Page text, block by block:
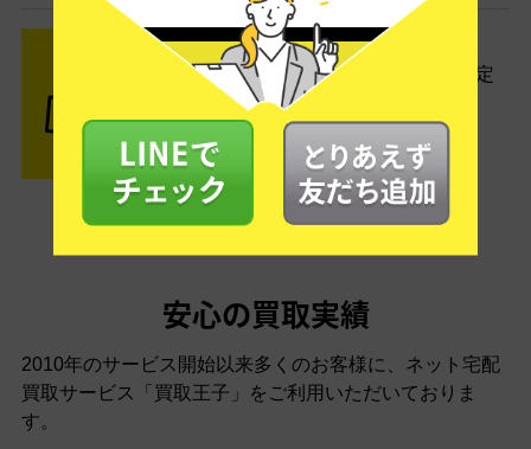
STEP3 ご入金
査定結果はメールでお知らせ。査定
結果がOKなら金額をお支払い！
安心の買取実績
2010年のサービス開始以来多くのお客様に、 ネット宅配
買取サービス「買取王子」をご利用いただいておりま
す。